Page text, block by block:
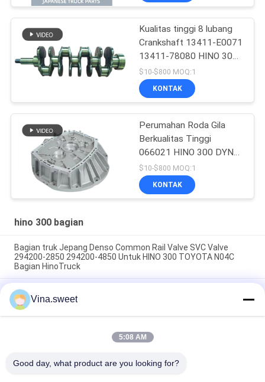
Kualitas tinggi 8 lubang
Crankshaft 13411-E0071
13411-78080 HINO 300
Dutro W04D N04CT
N04C/Toyota Untuk Hino
300 Bagian
$10-$800 MOQ:1
KONTAK
Perumahan Roda Gila
Berkualitas Tinggi
066021 HINO 300 DYNA
N04CT N04C untuk Suku
Cadang Hino 300
$10-$800 MOQ:1
KONTAK
hino 300 bagian
Bagian truk Jepang Denso Common Rail Valve SVC Valve
294200-2850 294200-4850 Untuk HINO 300 TOYOTA N04C
Bagian HinoTruck
Bagian Truk Jepang Denso Suction Control SVC Valve 294200-
4850 04226-E0110 Untuk HINO 300 TOYOTA N04C Bagian
HinoTruck
Bagian Truk Jepang Ruang rem knalpot 46760-36260
Penggunaan Untuk Truk HINO 300 TOYOTA COASTER
Vina.sweet
5:08 AM
Good day, what product are you looking for?